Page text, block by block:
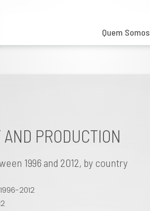
Quem Somos
PRODUCTION
1996 and 2012, by country
2012